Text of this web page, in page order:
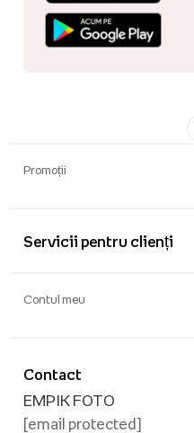
Promoții
Servicii pentru clienți
Contact
EMPIK FOTO
[email protected]
Contul meu